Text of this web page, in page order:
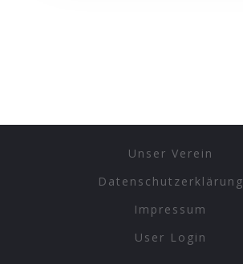
Unser Verein
Datenschutzerklärung
Impressum
User Login